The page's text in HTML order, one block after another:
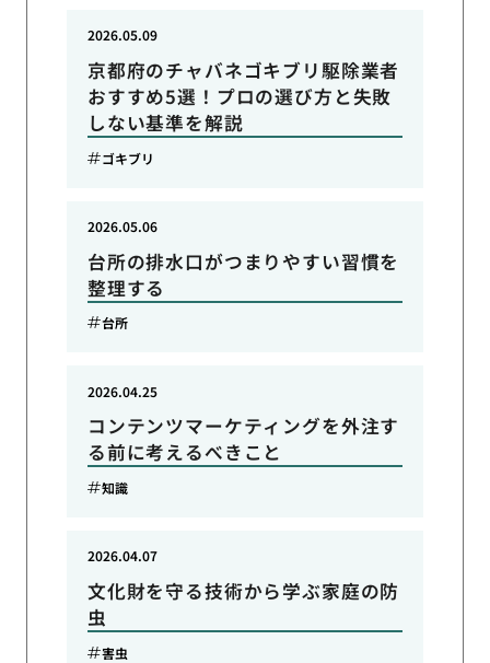
京都府のチャバネゴキブリ駆除業者
おすすめ5選！プロの選び方と失敗
しない基準を解説
2026.05.09
ゴキブリ
台所の排水口がつまりやすい習慣を
整理する
2026.05.06
台所
コンテンツマーケティングを外注す
る前に考えるべきこと
2026.04.25
知識
文化財を守る技術から学ぶ家庭の防
虫
2026.04.07
害虫